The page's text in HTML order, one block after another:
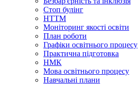
Стоп булінг
НТТМ
Моніторинг якості освіти
План роботи
Графіки освітнього процесу
Практична підготовка
НМК
Мова освiтнього процесу
Навчальнi плани